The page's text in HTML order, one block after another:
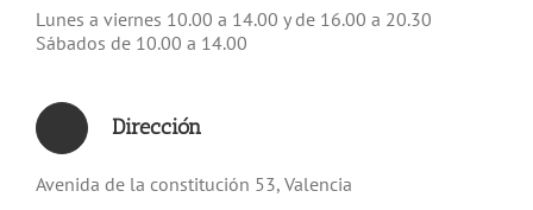
Lunes a viernes 10.00 a 14.00 y de 16.00 a 20.30
Sábados de 10.00 a 14.00
Dirección
Avenida de la constitución 53, Valencia